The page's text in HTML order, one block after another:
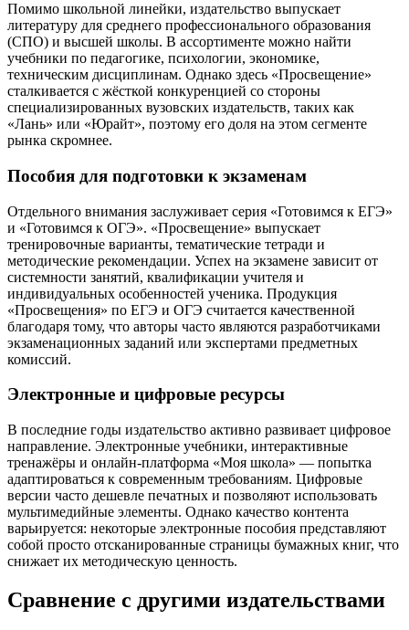
Помимо школьной линейки, издательство выпускает
литературу для среднего профессионального образования
(СПО) и высшей школы. В ассортименте можно найти
учебники по педагогике, психологии, экономике,
техническим дисциплинам. Однако здесь «Просвещение»
сталкивается с жёсткой конкуренцией со стороны
специализированных вузовских издательств, таких как
«Лань» или «Юрайт», поэтому его доля на этом сегменте
рынка скромнее.
Пособия для подготовки к экзаменам
Отдельного внимания заслуживает серия «Готовимся к ЕГЭ»
и «Готовимся к ОГЭ». «Просвещение» выпускает
тренировочные варианты, тематические тетради и
методические рекомендации. Успех на экзамене зависит от
системности занятий, квалификации учителя и
индивидуальных особенностей ученика. Продукция
«Просвещения» по ЕГЭ и ОГЭ считается качественной
благодаря тому, что авторы часто являются разработчиками
экзаменационных заданий или экспертами предметных
комиссий.
Электронные и цифровые ресурсы
В последние годы издательство активно развивает цифровое
направление. Электронные учебники, интерактивные
тренажёры и онлайн-платформа «Моя школа» — попытка
адаптироваться к современным требованиям. Цифровые
версии часто дешевле печатных и позволяют использовать
мультимедийные элементы. Однако качество контента
варьируется: некоторые электронные пособия представляют
собой просто отсканированные страницы бумажных книг, что
снижает их методическую ценность.
Сравнение с другими издательствами